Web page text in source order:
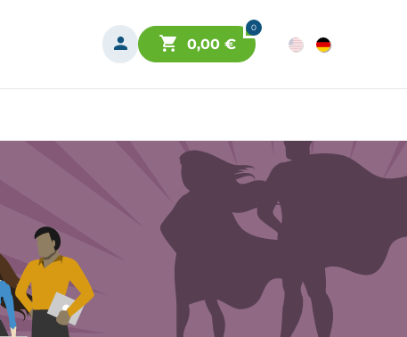
0
0,00€